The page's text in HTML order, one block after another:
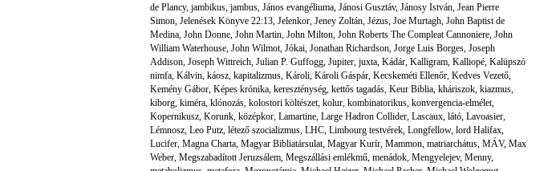
de Plancy, jambikus, jambus, János evangéliuma, Jánosi Gusztáv, Jánosy István, Jean Pierre
Simon, Jelenések Könyve 22:13, Jelenkor, Jeney Zoltán, Jézus, Joe Murtagh, John Baptist de
Medina, John Donne, John Martin, John Milton, John Roberts The Compleat Cannoniere, John
William Waterhouse, John Wilmot, Jókai, Jonathan Richardson, Jorge Luis Borges, Joseph
Addison, Joseph Wittreich, Julian P. Guffogg, Jupiter, juxta, Kádár, Kalligram, Kalliopé, Kalüpszó
nimfa, Kálvin, káosz, kapitalizmus, Károli, Károli Gáspár, Kecskeméti Ellenőr, Kedves Vezető,
Kemény Gábor, Képes krónika, kereszténység, kettős tagadás, Keur Biblia, kháriszok, kiazmus,
kiborg, kiméra, klónozás, kolostori költészet, kolur, kombinatorikus, konvergencia-elmélet,
Kopernikusz, Korunk, középkor, Lamartine, Large Hadron Collider, Lascaux, látó, Lavoasier,
Lémnosz, Leo Putz, létező szocializmus, LHC, Limbourg testvérek, Longfellow, lord Halifax,
Lucifer, Magna Charta, Magyar Bibliatársulat, Magyar Kurír, Mammon, matriarchátus, MÁV, Max
Weber, Megszabadított Jeruzsálem, Megszállási emlékmű, menádok, Mengyelejev, Menny,